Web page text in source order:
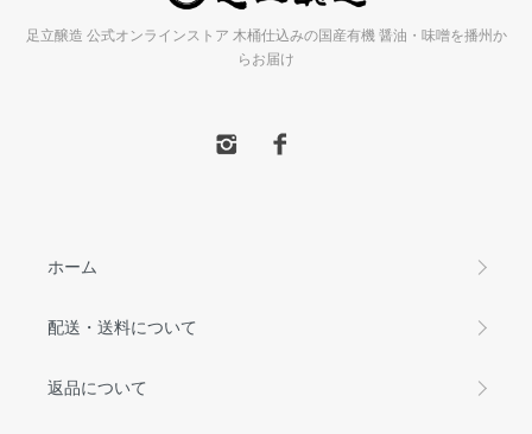
足立醸造 公式オンラインストア 木桶仕込みの国産有機 醤油・味噌を播州か
らお届け
ホーム
配送・送料について
返品について